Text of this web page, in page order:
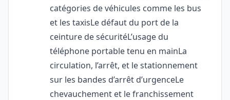
catégories de véhicules comme les bus
et les taxisLe défaut du port de la
ceinture de sécuritéL’usage du
téléphone portable tenu en mainLa
circulation, l’arrêt, et le stationnement
sur les bandes d’arrêt d’urgenceLe
chevauchement et le franchissement